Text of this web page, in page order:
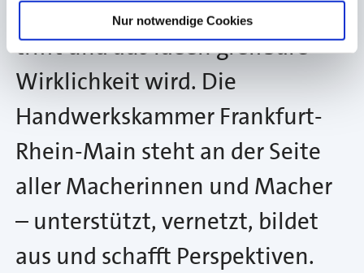
Nur notwendige Cookies
wo Leidenschaft auf Können
trifft und aus Ideen greifbare
Wirklichkeit wird. Die
Handwerkskammer Frankfurt-
Rhein-Main steht an der Seite
aller Macherinnen und Macher
– unterstützt, vernetzt, bildet
aus und schafft Perspektiven.